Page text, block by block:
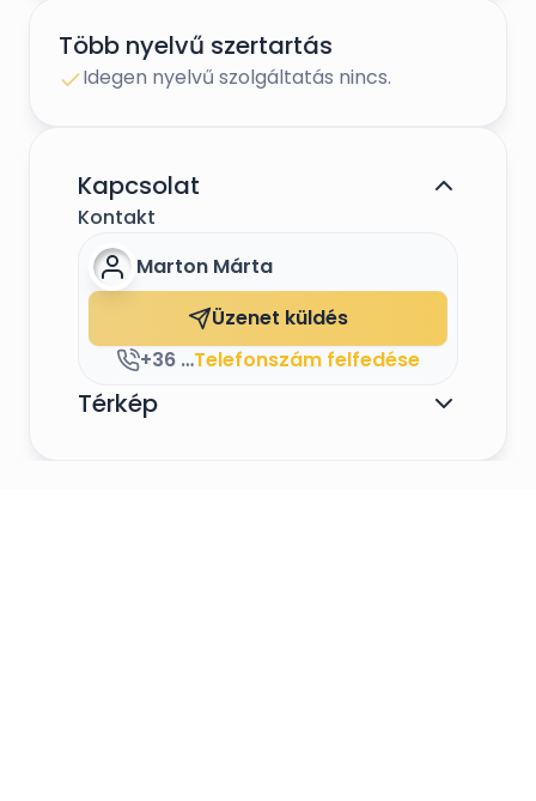
is megtartom a nem hivatalos ceremóniát, ahol,
és amikor az anyakönyvvezető nem tudja.
Több nyelvű szertartás
Idegen nyelvű szolgáltatás nincs.
Kapcsolat
Kontakt
Marton Márta
Üzenet küldés
+36 70 931 1646Telefonszám felfedése
Térkép